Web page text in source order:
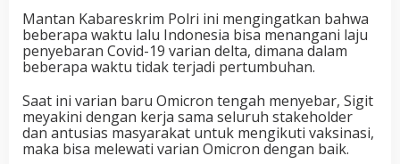
Mantan Kabareskrim Polri ini mengingatkan bahwa
beberapa waktu lalu Indonesia bisa menangani laju
penyebaran Covid-19 varian delta, dimana dalam
beberapa waktu tidak terjadi pertumbuhan.
Saat ini varian baru Omicron tengah menyebar, Sigit
meyakini dengan kerja sama seluruh stakeholder
dan antusias masyarakat untuk mengikuti vaksinasi,
maka bisa melewati varian Omicron dengan baik.